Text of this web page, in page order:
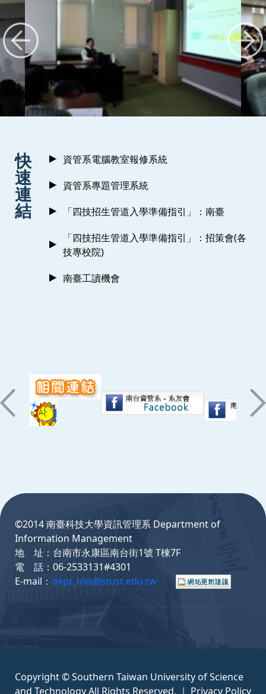
快
速
連
結
資管系電腦教室報修系統
資管系專題管理系統
「四技招生管道入學準備指引」：南臺
「四技招生管道入學準備指引」：招策會(各
技專校院)
南臺工讀機會
©2014 南臺科技大學資訊管理系 Department of
Information Management
地 址：台南市永康區南台街1號 T棟7F
電 話：06-2533131#4301
E-mail： dept_mis@stust.edu.tw
Copyright © Southern Taiwan University of Science
and Technology All Rights Reserved. ｜ Privacy Policy